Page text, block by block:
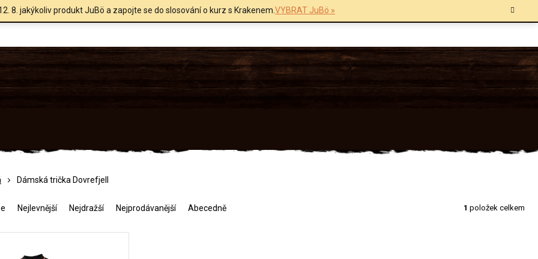
8. jakýkoliv produkt JuBö a zapojte se do slosování o kurz s Krakenem.VYBRAT JuBö »
Dámská trička Dovrefjell
Nejlevnější Nejdražší Nejprodávanější Abecedně 1 položek celkem